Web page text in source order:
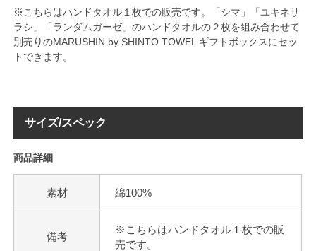
※こちらはハンドタオル１枚での販売です。「シマ」「ユキネサ
ラシ」「ランダムガーゼ」のハンドタオルの２枚を組み合わせて
別売りのMARUSHIN by SHINTO TOWEL ギフトボックスにセッ
トできます。
サイズ/スペック
商品詳細
素材 綿100%
備考
※こちらはハンドタオル１枚での販
売です。